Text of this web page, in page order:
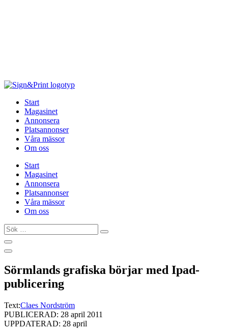
Start
Magasinet
Annonsera
Platsannonser
Våra mässor
Om oss
Start
Magasinet
Annonsera
Platsannonser
Våra mässor
Om oss
Sök
…
Sörmlands grafiska börjar med Ipad-
publicering
Text:Claes Nordström
PUBLICERAD: 28 april 2011
UPPDATERAD: 28 april